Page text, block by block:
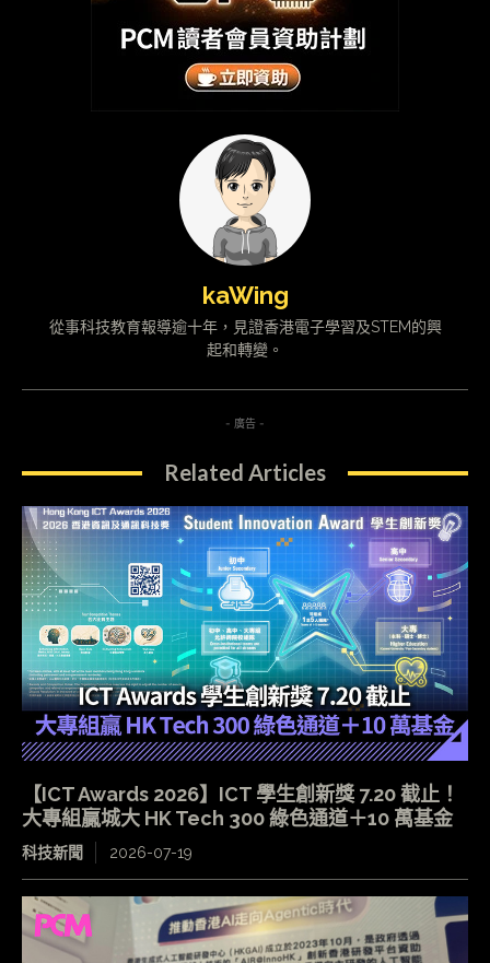
kaWing
從事科技教育報導逾十年，見證香港電子學習及STEM的興
起和轉變。
- 廣告 -
Related Articles
【ICT Awards 2026】ICT 學生創新獎 7.20 截止！
大專組贏城大 HK Tech 300 綠色通道＋10 萬基金
科技新聞 2026-07-19